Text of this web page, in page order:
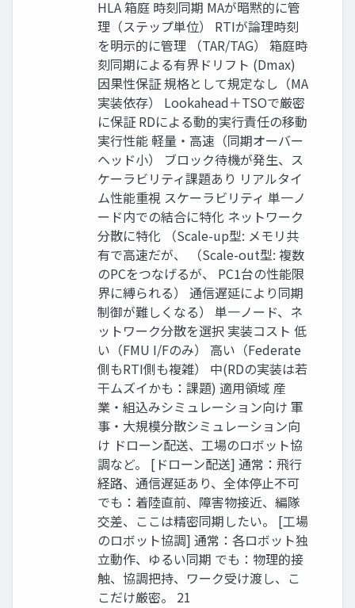
HLA 箱庭 時刻同期 MAが暗黙的に管
理（ステップ単位） RTIが論理時刻
を明示的に管理 （TAR/TAG） 箱庭時
刻同期による有界ドリフト (Dmax)
因果性保証 規格として規定なし（MA
実装依存） Lookahead＋TSOで厳密
に保証 RDによる動的実行責任の移動
実行性能 軽量・高速（同期オーバー
ヘッド小） ブロック待機が発生、ス
ケーラビリティ課題あり リアルタイ
ム性能重視 スケーラビリティ 単一ノ
ード内での結合に特化 ネットワーク
分散に特化 （Scale-up型: メモリ共
有で高速だが、 （Scale-out型: 複数
のPCをつなげるが、 PC1台の性能限
界に縛られる） 通信遅延により同期
制御が難しくなる） 単一ノード、ネ
ットワーク分散を選択 実装コスト 低
い（FMU I/Fのみ） 高い（Federate
側もRTI側も複雑） 中(RDの実装は若
干ムズイかも：課題) 適用領域 産
業・組込みシミュレーション向け 軍
事・大規模分散シミュレーション向
け ドローン配送、工場のロボット協
調など。 [ドローン配送] 通常：飛行
経路、通信遅延あり、全体停止不可
でも：着陸直前、障害物接近、編隊
交差、ここは精密同期したい。 [工場
のロボット協調] 通常：各ロボット独
立動作、ゆるい同期 でも：物理的接
触、協調把持、ワーク受け渡し、こ
こだけ厳密。 21